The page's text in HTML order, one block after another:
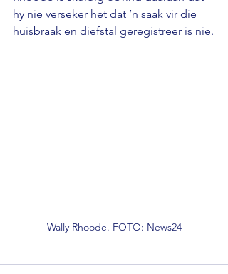
hy nie verseker het dat ’n saak vir die
huisbraak en diefstal geregistreer is nie.
Wally Rhoode. FOTO: News24